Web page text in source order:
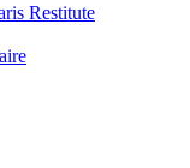
Restitute